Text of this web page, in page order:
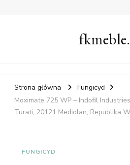
Strona główna
Fungicyd
Moximate 725 WP – Indofil
Turati, 20121 Mediolan, Republika
FUNGICYD